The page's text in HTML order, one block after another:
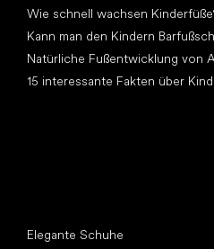
Wie schnell wachsen
Kann man den Kindern
Natürliche Fußentwicklung von
15 interessante Fakten über
Elegante Schuhe